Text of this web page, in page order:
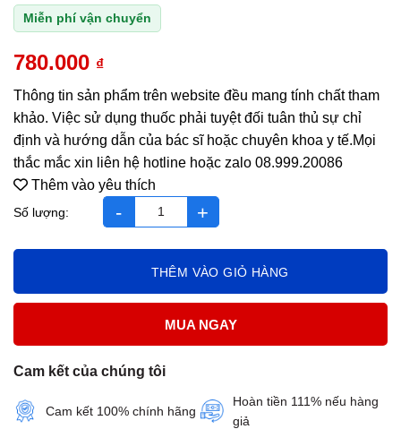
Miễn phí vận chuyển
780.000 ₫
SpermQ hỗ trợ sức khỏe sinh sản nam số lượng
THÊM VÀO GIỎ HÀNG
MUA NGAY
Thông tin sản phẩm trên website đều mang tính chất tham
khảo. Việc sử dụng thuốc phải tuyệt đối tuân thủ sự chỉ
định và hướng dẫn của bác sĩ hoặc chuyên khoa y tế.Mọi
thắc mắc xin liên hệ hotline hoặc zalo 08.999.20086
Cam kết của chúng tôi
Cam kết 100% chính hãng
Hoàn tiền 111% nếu hàng
giả
Thêm vào yêu thích